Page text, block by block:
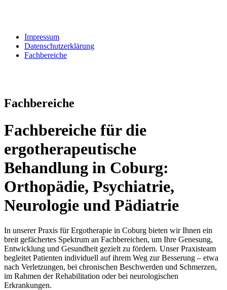
Impressum
Datenschutzerklärung
Fachbereiche
Fachbereiche
Fachbereiche für die
ergotherapeutische
Behandlung in Coburg:
Orthopädie, Psychiatrie,
Neurologie und Pädiatrie
In unserer Praxis für Ergotherapie in Coburg bieten wir Ihnen ein
breit gefächertes Spektrum an Fachbereichen, um Ihre Genesung,
Entwicklung und Gesundheit gezielt zu fördern. Unser Praxisteam
begleitet Patienten individuell auf ihrem Weg zur Besserung – etwa
nach Verletzungen, bei chronischen Beschwerden und Schmerzen,
im Rahmen der Rehabilitation oder bei neurologischen
Erkrankungen.